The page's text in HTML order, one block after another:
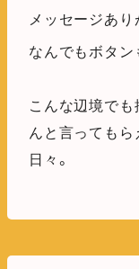
メッセージあり
なんでもボタン
こんな辺境で
んと言ってもら
日々。